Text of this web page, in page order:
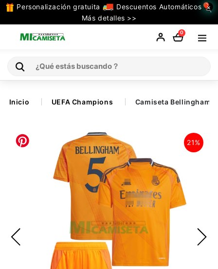
Personalización gratuita
Descuentos Automáticos
Más detalles >>
×
0
TODAS
LAS
CATEGORIAS
Retro
Premier League
Bundesliga
Inicio UEFA Champions Camiseta Bellingham
21%